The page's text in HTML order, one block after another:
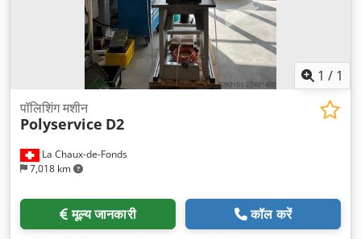
1 / 1
La Chaux-de-Fonds
7,018 km
पॉलिशिंग मशीन
Polyservice D2
मूल्य जानकारी कॉल करें